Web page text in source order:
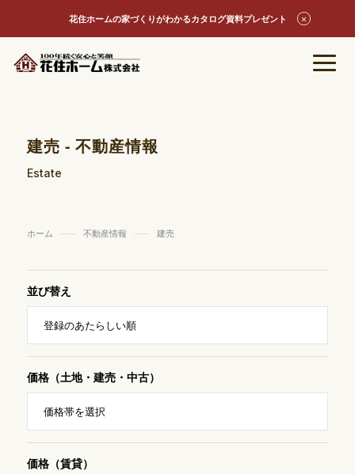
花住ホームの家づくりがわかるカタログ資料プレゼント
建売 - 不動産情報
Estate
ホーム 不動産情報 建売
並び替え
価格（土地・建売・中古）
価格（賃貸）